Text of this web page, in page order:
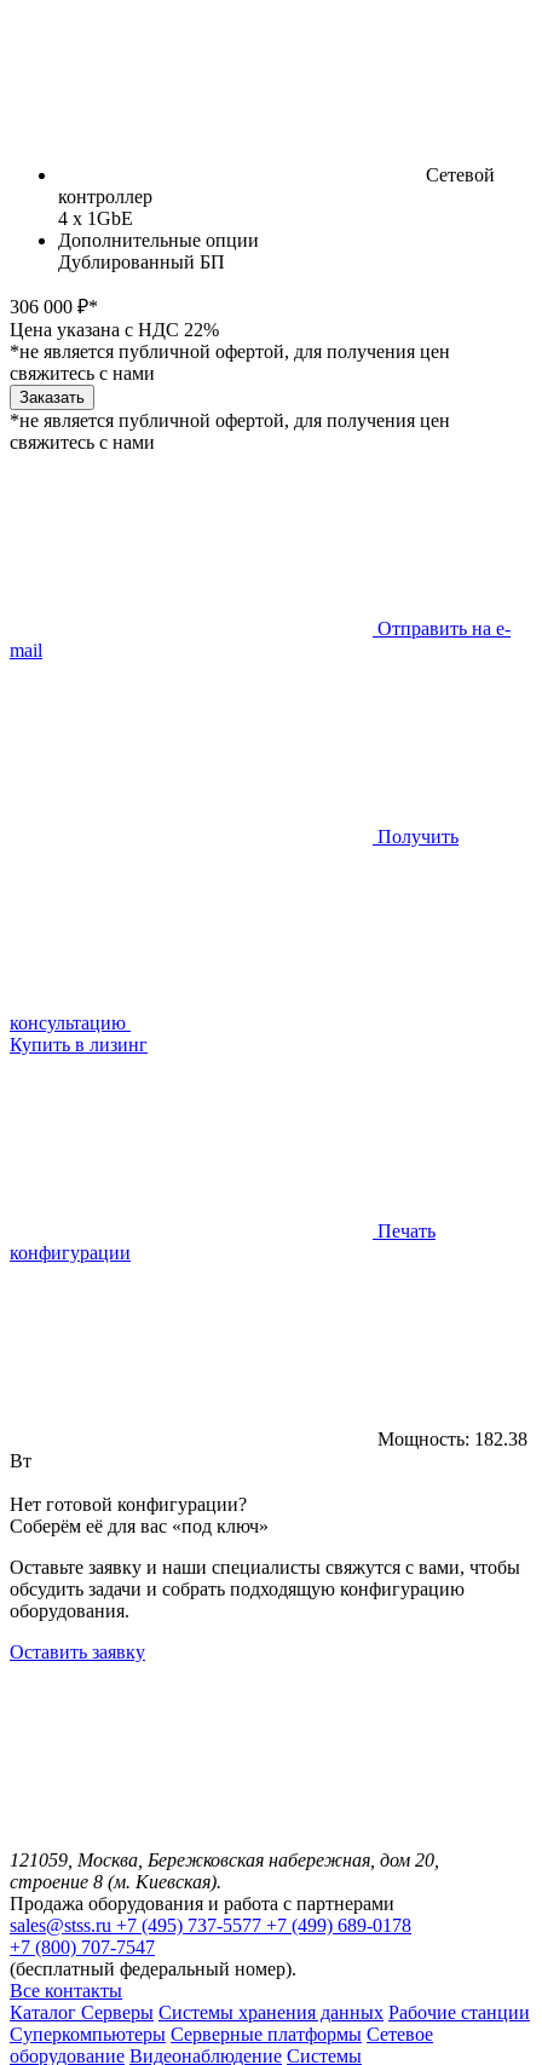
Сетевой
контроллер
4 x 1GbE
Дополнительные опции
Дублированный БП
306 000 ₽*
Цена указана с НДС 22%
*не является публичной офертой, для получения цен
свяжитесь с нами
Заказать
*не является публичной офертой, для получения цен
свяжитесь с нами
Отправить на e-
mail
Получить
консультацию
Купить в лизинг
Печать
конфигурации
Мощность: 182.38
Вт
Нет готовой конфигурации?
Соберём её для вас «под ключ»
Оставьте заявку и наши специалисты свяжутся с вами, чтобы
обсудить задачи и собрать подходящую конфигурацию
оборудования.
Оставить заявку
121059, Москва, Бережковская набережная, дом 20,
строение 8 (м. Киевская).
Продажа оборудования и работа с партнерами
sales@stss.ru +7 (495) 737-5577 +7 (499) 689-0178
+7 (800) 707-7547
(бесплатный федеральный номер).
Все контакты
Каталог Серверы Системы хранения данных Рабочие станции
Суперкомпьютеры Серверные платформы Сетевое
оборудование Видеонаблюдение Системы